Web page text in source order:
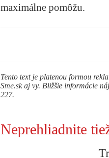
maximálne pomôžu.
Tento text je platenou formou
Sme.sk aj vy. Bližšie informácie
227.
Neprehliadnite